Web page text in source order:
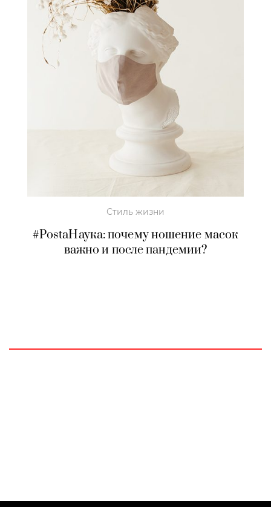
Стиль жизни
#PostaНаука: почему ношение масок
важно и после пандемии?